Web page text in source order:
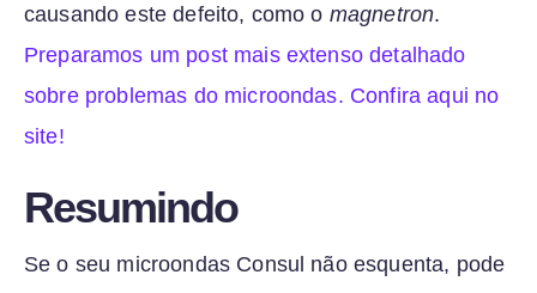
causando este defeito, como o magnetron.
Preparamos um post mais extenso detalhado
sobre problemas do microondas. Confira aqui no
site!
Resumindo
Se o seu microondas Consul não esquenta, pode